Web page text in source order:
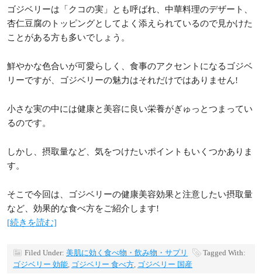
ゴジベリーは「クコの実」とも呼ばれ、中華料理のデザート、
杏仁豆腐のトッピングとしてよく添えられているので見かけた
ことがある方も多いでしょう。
鮮やかな色合いが可愛らしく、食事のアクセントになるゴジベ
リーですが、ゴジベリーの魅力はそれだけではありません!
小さな実の中には健康と美容に良い栄養がぎゅっとつまってい
るのです。
しかし、摂取量など、気をつけたいポイントもいくつかありま
す。
そこで今回は、ゴジベリーの健康美容効果と注意したい摂取量
など、効果的な食べ方をご紹介します!
[続きを読む]
Filed Under: 美肌に効く食べ物・飲み物・サプリ
Tagged With:
ゴジベリー 効能, ゴジベリー 食べ方, ゴジベリー 国産